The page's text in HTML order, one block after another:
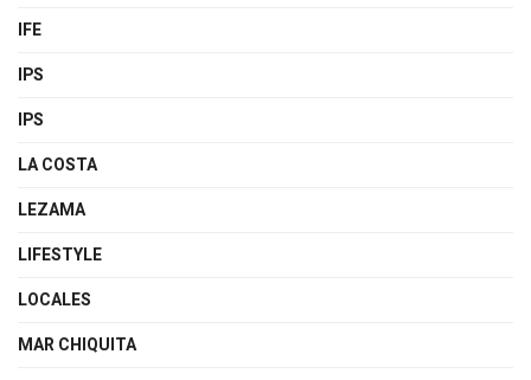
IFE
IPS
IPS
LA COSTA
LEZAMA
LIFESTYLE
LOCALES
MAR CHIQUITA